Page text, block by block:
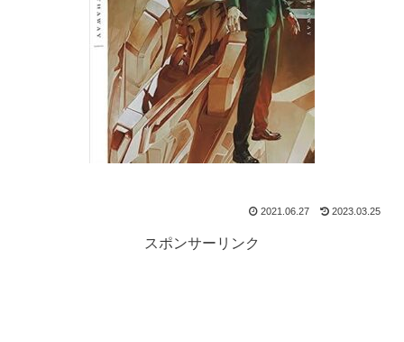
2021.06.27 2023.03.25
スポンサーリンク